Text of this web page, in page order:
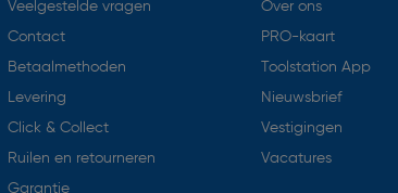
Veelgestelde vragen
Contact
Betaalmethoden
Levering
Click & Collect
Ruilen en retourneren
Garantie
Over ons
PRO-kaart
Toolstation App
Nieuwsbrief
Vestigingen
Vacatures